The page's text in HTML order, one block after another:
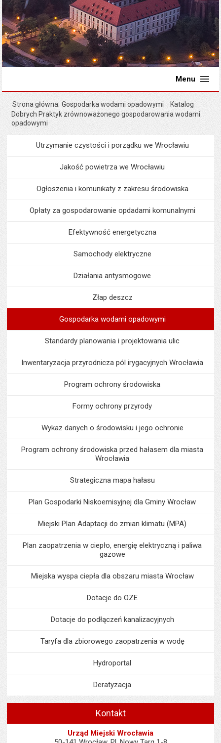
Menu
Strona główna Gospodarka wodami opadowymi
Katalog
Dobrych Praktyk zrównoważonego gospodarowania wodami
opadowymi
MenuŚrodowisko i ekologia
Utrzymanie czystości i porządku we Wrocławiu
Jakość powietrza we Wrocławiu
Ogłoszenia i komunikaty z zakresu środowiska
Opłaty za gospodarowanie opdadami komunalnymi
Efektywność energetyczna
Samochody elektryczne
Działania antysmogowe
Złap deszcz
Gospodarka wodami opadowymi
Standardy planowania i projektowania ulic
Inwentaryzacja przyrodnicza pól irygacyjnych Wrocławia
Program ochrony środowiska
Formy ochrony przyrody
Wykaz danych o środowisku i jego ochronie
Program ochrony środowiska przed hałasem dla miasta
Wrocławia
Strategiczna mapa hałasu
Plan Gospodarki Niskoemisyjnej dla Gminy Wrocław
Miejski Plan Adaptacji do zmian klimatu (MPA)
Plan zaopatrzenia w ciepło, energię elektryczną i paliwa
gazowe
Miejska wyspa ciepła dla obszaru miasta Wrocław
Dotacje do OZE
Dotacje do podłączeń kanalizacyjnych
Taryfa dla zbiorowego zaopatrzenia w wodę
Hydroportal
Deratyzacja
Kontakt
Urząd Miejski Wrocławia